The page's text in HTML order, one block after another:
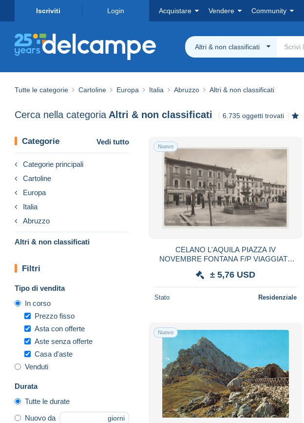
Iscriviti Login Acquistare Vendere Community
Altri & non classificati
Tutte le categorie Cartoline Europa Italia Abruzzo Altri & non classificati
Cerca nella categoria Altri & non classificati 6.735 oggetti trovati
Categorie Vedi tutto
Categorie principali
Cartoline
Europa
Italia
Abruzzo
Altri & non classificati
Filtri
Tipo di vendita
In corso
Prezzo fisso
Asta con offerte
Aste senza offerte
Casa d'aste
Venduti
Durata
Tutte le durate
Nuovo da giorni
Nuovo
CELANO L'AQUILA PIAZZA IV
NOVEMBRE FONTANA F/P VIAGGIATA
± 5,76 USD
Stato Residenziale
Nuovo